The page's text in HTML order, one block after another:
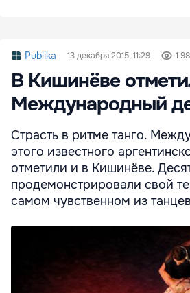
Publika 13 декабря 2015, 11:29 1
В Кишинёве
Международный
Страсть в ритме танго.
этого известного
отметили и в Кишинёве.
продемонстрировали свой
самом чувственном из